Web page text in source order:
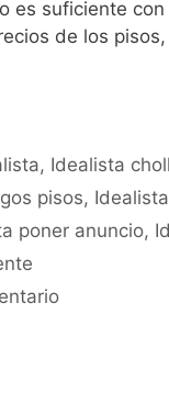
es suficiente con
de los
, Idealista
pisos,
poner anuncio,